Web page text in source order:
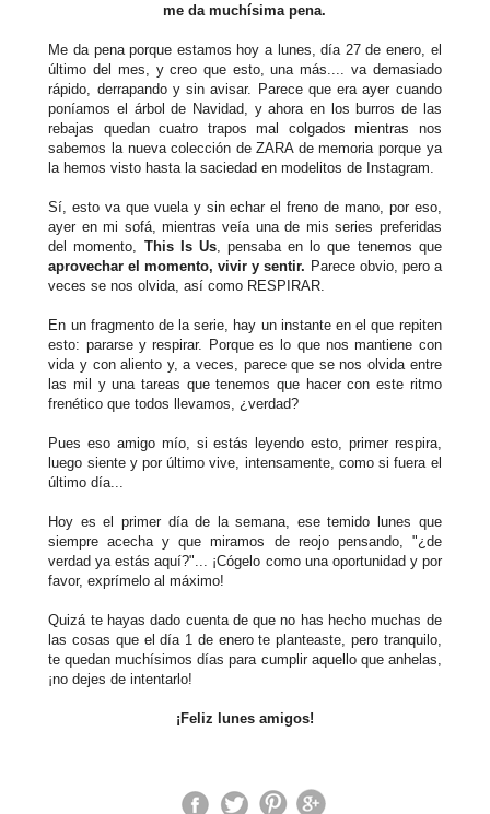
me da muchísima pena.
Me da pena porque estamos hoy a lunes, día 27 de enero, el
último del mes, y creo que esto, una más.... va demasiado
rápido, derrapando y sin avisar. Parece que era ayer cuando
poníamos el árbol de Navidad, y ahora en los burros de las
rebajas quedan cuatro trapos mal colgados mientras nos
sabemos la nueva colección de ZARA de memoria porque ya
la hemos visto hasta la saciedad en modelitos de Instagram.
Sí, esto va que vuela y sin echar el freno de mano, por eso,
ayer en mi sofá, mientras veía una de mis series preferidas
del momento, This Is Us, pensaba en lo que tenemos que
aprovechar el momento, vivir y sentir. Parece obvio, pero a
veces se nos olvida, así como RESPIRAR.
En un fragmento de la serie, hay un instante en el que repiten
esto: pararse y respirar. Porque es lo que nos mantiene con
vida y con aliento y, a veces, parece que se nos olvida entre
las mil y una tareas que tenemos que hacer con este ritmo
frenético que todos llevamos, ¿verdad?
Pues eso amigo mío, si estás leyendo esto, primer respira,
luego siente y por último vive, intensamente, como si fuera el
último día...
Hoy es el primer día de la semana, ese temido lunes que
siempre acecha y que miramos de reojo pensando, "¿de
verdad ya estás aquí?"... ¡Cógelo como una oportunidad y por
favor, exprímelo al máximo!
Quizá te hayas dado cuenta de que no has hecho muchas de
las cosas que el día 1 de enero te planteaste, pero tranquilo,
te quedan muchísimos días para cumplir aquello que anhelas,
¡no dejes de intentarlo!
¡Feliz lunes amigos!